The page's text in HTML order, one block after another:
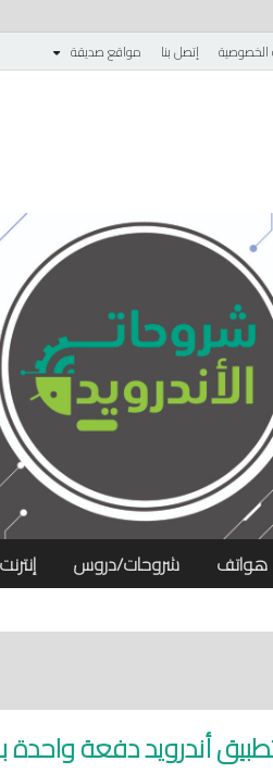
إتصل بنا مواقع صديقة
هواتف شروحات/دروس
أندرويد دفعة واحدة